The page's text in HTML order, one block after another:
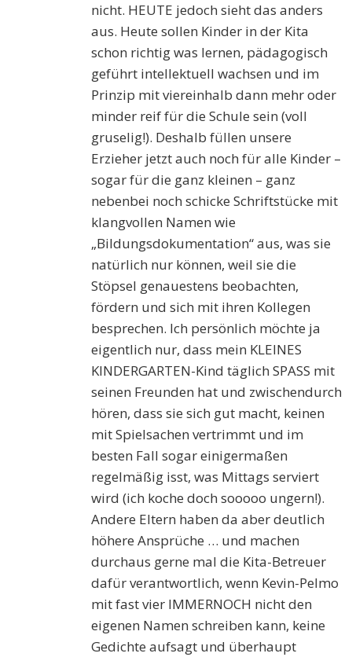
nicht. HEUTE jedoch sieht das anders
aus. Heute sollen Kinder in der Kita
schon richtig was lernen, pädagogisch
geführt intellektuell wachsen und im
Prinzip mit viereinhalb dann mehr oder
minder reif für die Schule sein (voll
gruselig!). Deshalb füllen unsere
Erzieher jetzt auch noch für alle Kinder –
sogar für die ganz kleinen – ganz
nebenbei noch schicke Schriftstücke mit
klangvollen Namen wie
„Bildungsdokumentation“ aus, was sie
natürlich nur können, weil sie die
Stöpsel genauestens beobachten,
fördern und sich mit ihren Kollegen
besprechen. Ich persönlich möchte ja
eigentlich nur, dass mein KLEINES
KINDERGARTEN-Kind täglich SPASS mit
seinen Freunden hat und zwischendurch
hören, dass sie sich gut macht, keinen
mit Spielsachen vertrimmt und im
besten Fall sogar einigermaßen
regelmäßig isst, was Mittags serviert
wird (ich koche doch sooooo ungern!).
Andere Eltern haben da aber deutlich
höhere Ansprüche … und machen
durchaus gerne mal die Kita-Betreuer
dafür verantwortlich, wenn Kevin-Pelmo
mit fast vier IMMERNOCH nicht den
eigenen Namen schreiben kann, keine
Gedichte aufsagt und überhaupt